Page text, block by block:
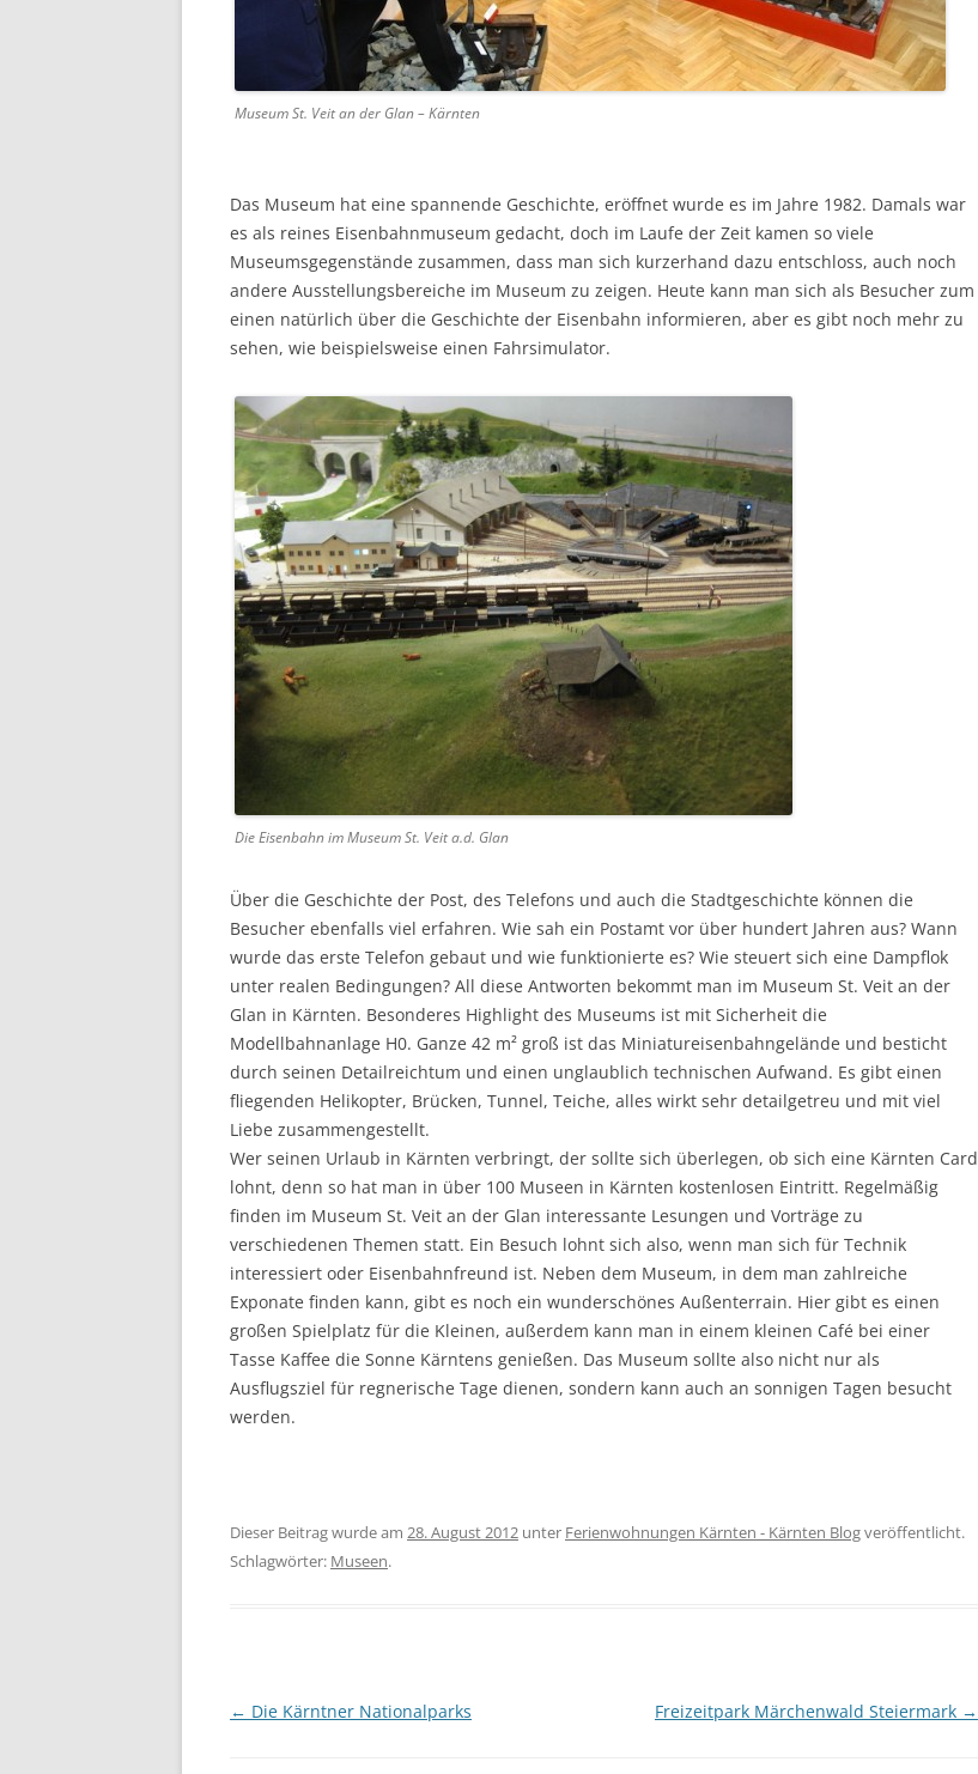
Museum St. Veit an der Glan – Kärnten
Das Museum hat eine spannende Geschichte, eröffnet wurde es im Jahre 1982. Damals war
es als reines Eisenbahnmuseum gedacht, doch im Laufe der Zeit kamen so viele
Museumsgegenstände zusammen, dass man sich kurzerhand dazu entschloss, auch noch
andere Ausstellungsbereiche im Museum zu zeigen. Heute kann man sich als Besucher zum
einen natürlich über die Geschichte der Eisenbahn informieren, aber es gibt noch mehr zu
sehen, wie beispielsweise einen Fahrsimulator.
Die Eisenbahn im Museum St. Veit a.d. Glan
Über die Geschichte der Post, des Telefons und auch die Stadtgeschichte können die
Besucher ebenfalls viel erfahren. Wie sah ein Postamt vor über hundert Jahren aus? Wann
wurde das erste Telefon gebaut und wie funktionierte es? Wie steuert sich eine Dampflok
unter realen Bedingungen? All diese Antworten bekommt man im Museum St. Veit an der
Glan in Kärnten. Besonderes Highlight des Museums ist mit Sicherheit die
Modellbahnanlage H0. Ganze 42 m² groß ist das Miniatureisenbahngelände und besticht
durch seinen Detailreichtum und einen unglaublich technischen Aufwand. Es gibt einen
fliegenden Helikopter, Brücken, Tunnel, Teiche, alles wirkt sehr detailgetreu und mit viel
Liebe zusammengestellt.
Wer seinen Urlaub in Kärnten verbringt, der sollte sich überlegen, ob sich eine Kärnten Card
lohnt, denn so hat man in über 100 Museen in Kärnten kostenlosen Eintritt. Regelmäßig
finden im Museum St. Veit an der Glan interessante Lesungen und Vorträge zu
verschiedenen Themen statt. Ein Besuch lohnt sich also, wenn man sich für Technik
interessiert oder Eisenbahnfreund ist. Neben dem Museum, in dem man zahlreiche
Exponate finden kann, gibt es noch ein wunderschönes Außenterrain. Hier gibt es einen
großen Spielplatz für die Kleinen, außerdem kann man in einem kleinen Café bei einer
Tasse Kaffee die Sonne Kärntens genießen. Das Museum sollte also nicht nur als
Ausflugsziel für regnerische Tage dienen, sondern kann auch an sonnigen Tagen besucht
werden.
Dieser Beitrag wurde am 28. August 2012 unter Ferienwohnungen Kärnten - Kärnten Blogveröffentlicht.
Schlagwörter: Museen.
Beitragsnavigation
← Die Kärntner Nationalparks Freizeitpark Märchenwald Steiermark →